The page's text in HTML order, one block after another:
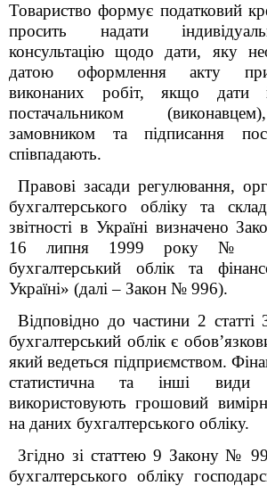
Товариство формує податковий
просить надати
консультацію щодо дати, яку
датою оформлення акту
виконаних робіт, якщо дати
постачальником
замовником та підписання
співпадають.
Правові засади регулювання,
бухгалтерського обліку та
звітності в Україні визначено
16 липня 1999 року №
бухгалтерський облік та
Україні» (далі – Закон № 996).
Відповідно до частини 2
бухгалтерський облік є
який ведеться підприємством.
статистична та інші види
використовують грошовий
на даних бухгалтерського обліку.
Згідно зі статтею 9 Закону №
бухгалтерського обліку